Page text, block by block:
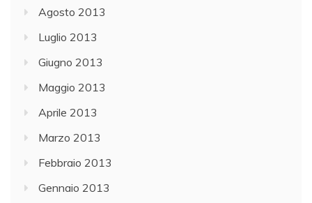
Agosto 2013
Luglio 2013
Giugno 2013
Maggio 2013
Aprile 2013
Marzo 2013
Febbraio 2013
Gennaio 2013